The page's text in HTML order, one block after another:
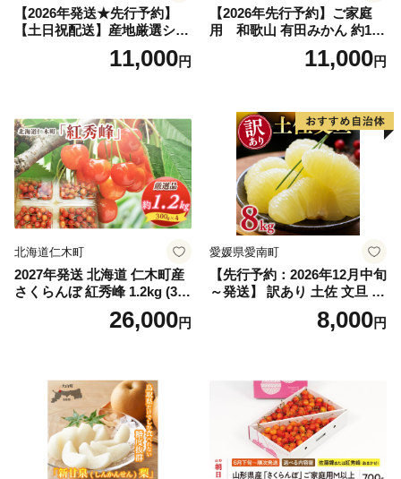
【2026年発送★先行予約】
【土日祝配送】産地厳選シャ
インマスカット1.2kg～1.3kg
（2房～3房）※沖縄・離島配
笛吹市 山梨県 フルーツ 果物
ぶどう 葡萄 大粒 シャインマ
スカット おすすめ シャイン
マスカット 贈答 ギフト 産地
笛吹市 シャインマスカット
笛吹 葡萄 国産 ぶどう 人気
国産 1.2kg 先行｜
11,000円
【2026年先行予約】ご家庭
用 和歌山 有田みかん 約10k
g (2L、3Lサイズ)【湯浅町】
11,000円
北海道仁木町
2027年発送 北海道 仁木町産
さくらんぼ 紅秀峰 1.2kg (300
g×4パック) Lサイズ以上 旬
桜桃 産地直送 サクランボ チ
26,000円
愛媛県愛南町
【先行予約：2026年12月中旬
～発送】 訳あり 土佐 文旦 8k
g (Mサイズ以上サイズミック
ス) 8000円 わけあり ぶんた
産 農家直送 期間限定 特産品
サイズミックス くらもとフ
ァーム 愛南町 愛媛県
8,000円